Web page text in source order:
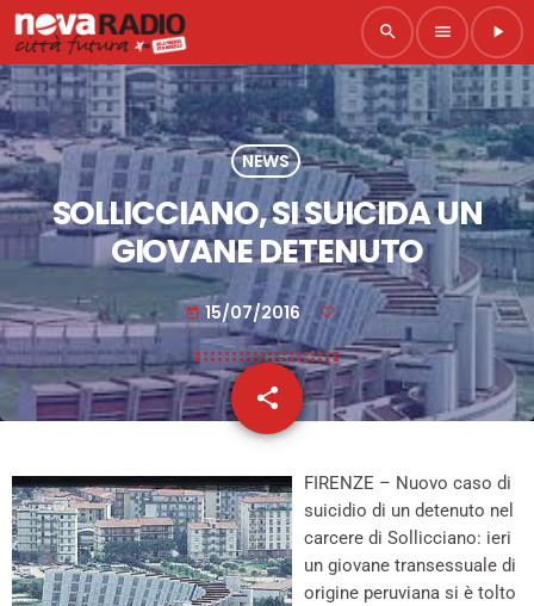
search menu play_arrow
NEWS
SOLLICCIANO, SI SUICIDA UN
GIOVANE DETENUTO
today 15/07/2016
share
email
FIRENZE – Nuovo caso di
suicidio di un detenuto nel
carcere di Sollicciano: ieri
un giovane transessuale di
origine peruviana si è tolto